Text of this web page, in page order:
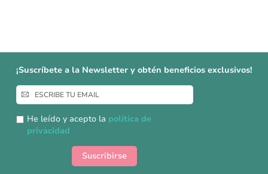
¡Suscríbete a la Newsletter y obtén beneficios exclusivos!
Inscríbase
a
nuestro
boletín
He leído y acepto la política de
privacidad
Suscribirse